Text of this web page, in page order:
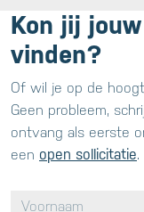
Kon jij
vinden?
Of wil je op de
Geen probleem,
ontvang als eerste
een open sollicitatie.